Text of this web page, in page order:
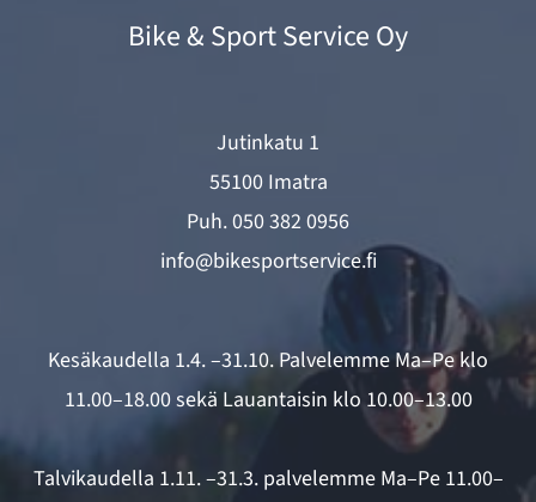
Bike & Sport Service Oy
Jutinkatu 1
55100 Imatra
Puh.050 382 0956
info@bikesportservice.fi
Kesäkaudella 1.4. –31.10. Palvelemme Ma–Pe klo
11.00–18.00 sekä Lauantaisin klo 10.00–13.00
Talvikaudella 1.11. –31.3. palvelemme Ma–Pe 11.00–